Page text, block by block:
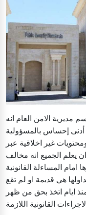
مديرية الامن العام انه
أدنى إحساس بالمسؤولية
غير اخلاقية عبر
يعلم الجميع انه مخالف
امام المساءلة القانونية
هي قديمة او لم تقع
ايام اتخذ بحق من ظهر